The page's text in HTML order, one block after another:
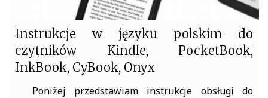
Instrukcje w języku polskim do
czytników Kindle, PocketBook,
InkBook, CyBook, Onyx
Poniżej przedstawiam instrukcje obsługi do